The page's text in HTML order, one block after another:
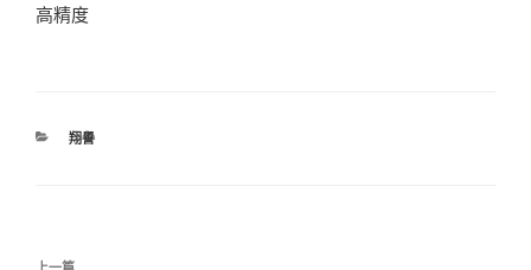
高精度
分
翔譽
文